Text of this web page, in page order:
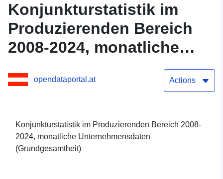
Konjunkturstatistik im
Produzierenden Bereich
2008-2024, monatliche
(Grundgesamtheit)
opendataportal.at Actions
Konjunkturstatistik im Produzierenden Bereich 2008-
2024, monatliche Unternehmensdaten
(Grundgesamtheit)